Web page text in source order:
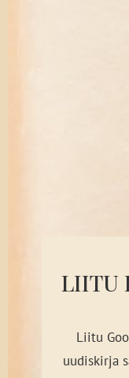
LIITU
Liitu
uudiskirja